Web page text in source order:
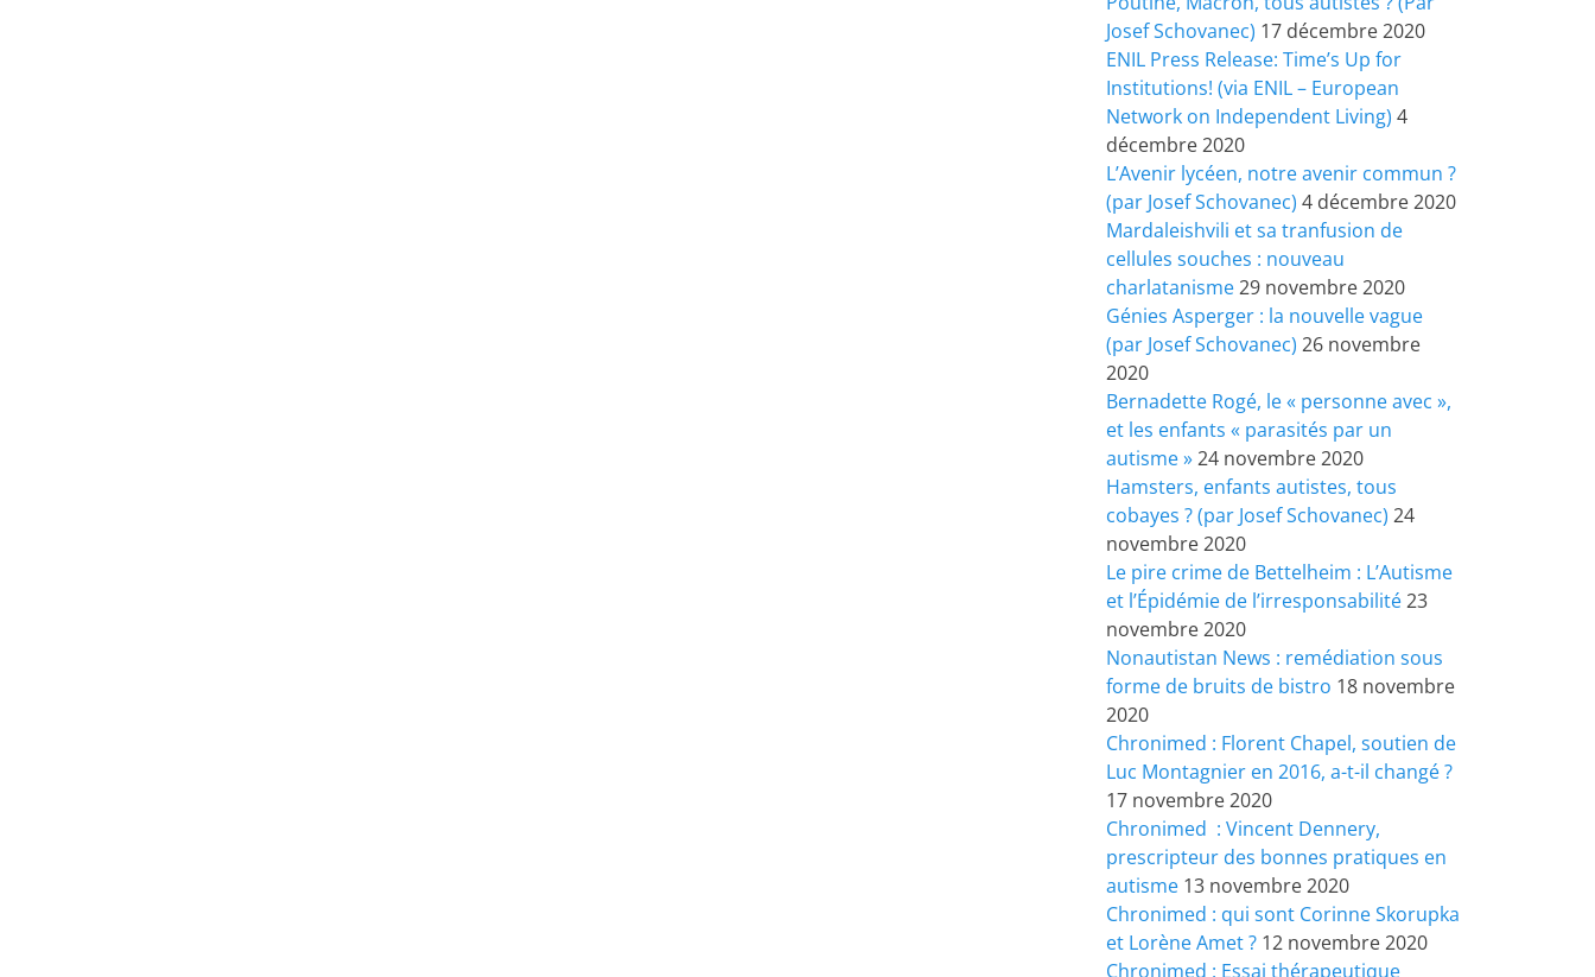
Josef Schovanec) 17 décembre 2020
ENIL Press Release: Time’s Up for
Institutions! (via ENIL – European
Network on Independent Living) 4
décembre 2020
L’Avenir lycéen, notre avenir commun ?
(par Josef Schovanec) 4 décembre 2020
Mardaleishvili et sa tranfusion de
cellules souches : nouveau
charlatanisme29 novembre 2020
Génies Asperger : la nouvelle vague
(par Josef Schovanec) 26 novembre
2020
Bernadette Rogé, le « personne avec »,
et les enfants « parasités par un
autisme »24 novembre 2020
Hamsters, enfants autistes, tous
cobayes ? (par Josef Schovanec) 24
novembre 2020
Le pire crime de Bettelheim : L’Autisme
et l’Épidémie de l’irresponsabilité23
novembre 2020
Nonautistan News : remédiation sous
forme de bruits de bistro 18 novembre
2020
Chronimed : Florent Chapel, soutien de
Luc Montagnier en 2016, a-t-il changé ?
17 novembre 2020
Chronimed : Vincent Dennery,
prescripteur des bonnes pratiques en
autisme 13 novembre 2020
Chronimed : qui sont Corinne Skorupka
et Lorène Amet ? 12 novembre 2020
Chronimed : Essai thérapeutique